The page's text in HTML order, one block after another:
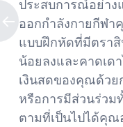
ประสบการณ์อย่าง
ออกกำลังกายกีฬ
แบบฝึกหัดที่มีตรา
น้อยลงและคาดเ
เงินสดของคุณด้วย
หรือการมีส่วนร่ว
ตามที่เป็นไปได้คุณ